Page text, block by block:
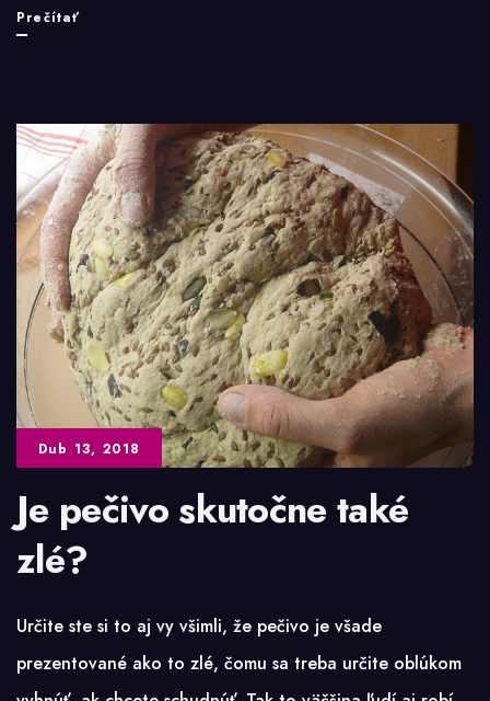
PrečítaťChráňte
pred
nekvalitným
svetlom
Dub 13, 2018
Je pečivo skutočne také
zlé?
Určite ste si to aj vy všimli, že pečivo je všade
prezentované ako to zlé, čomu sa treba určite oblúkom